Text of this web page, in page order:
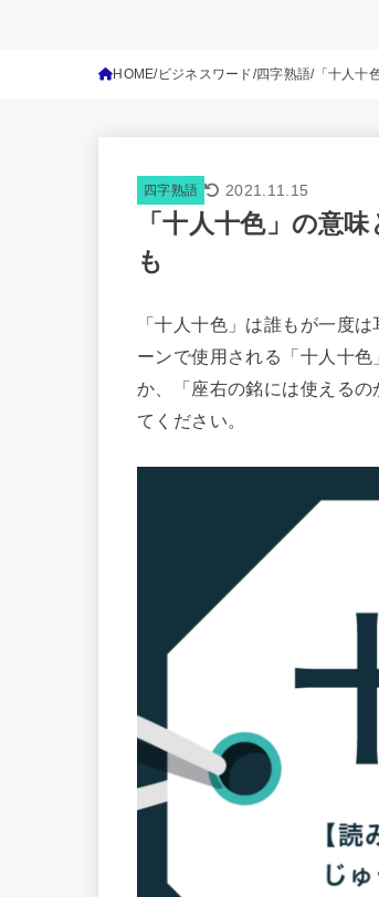
HOME ビジネスワード 四字熟語 「十人十
四字熟語 2021.11.15
「十人十色」の意
も
「十人十色」は誰もが一度
ーンで使用される「十人十
か、「座右の銘には使える
てください。